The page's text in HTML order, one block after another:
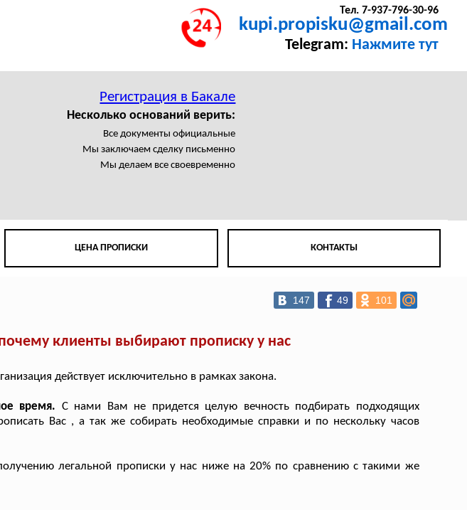
Тел. 7-937-796-30-96
kupi.propisku@gmail.com
Telegram: Нажмите тут
Регистрация в Бакале
Несколько оснований верить:
Все документы официальные
Мы заключаем сделку письменно
Мы делаем все своевременно
ЦЕНА ПРОПИСКИ КОНТАКТЫ
147 49 101
клиенты выбирают прописку у нас
действует исключительно в рамках закона.
время. С нами Вам не придется целую вечность подбирать подходящих
Вас , а так же собирать необходимые справки и по нескольку часов
легальной прописки у нас ниже на 20% по сравнению с такими же